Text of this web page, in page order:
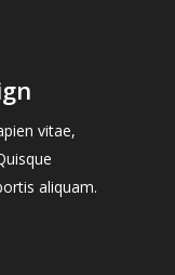
vitae,
aliquam.